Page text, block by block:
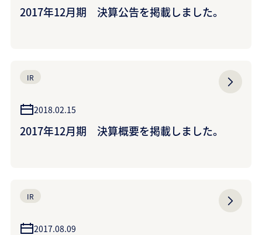
2017年12月期 決算公告を掲載しました。
IR
2018.02.15
2017年12月期 決算概要を掲載しました。
IR
2017.08.09